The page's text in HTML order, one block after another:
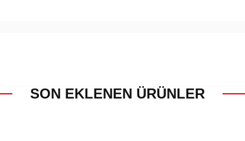
SON EKLENEN ÜRÜNLER